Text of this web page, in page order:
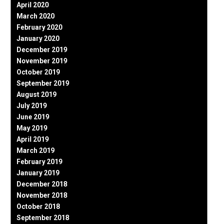
April 2020
March 2020
February 2020
January 2020
December 2019
November 2019
October 2019
September 2019
August 2019
July 2019
June 2019
May 2019
April 2019
March 2019
February 2019
January 2019
December 2018
November 2018
October 2018
September 2018